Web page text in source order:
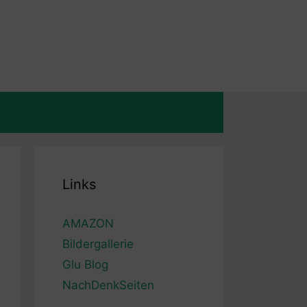
Links
AMAZON
Bildergallerie
Glu Blog
NachDenkSeiten